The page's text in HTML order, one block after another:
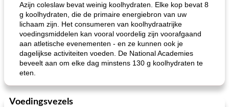
Azijn coleslaw bevat weinig koolhydraten. Elke kop bevat 8
g koolhydraten, die de primaire energiebron van uw
lichaam zijn. Het consumeren van koolhydraatrijke
voedingsmiddelen kan vooral voordelig zijn voorafgaand
aan atletische evenementen - en ze kunnen ook je
dagelijkse activiteiten voeden. De National Academies
beveelt aan om elke dag minstens 130 g koolhydraten te
eten.
Voedingsvezels